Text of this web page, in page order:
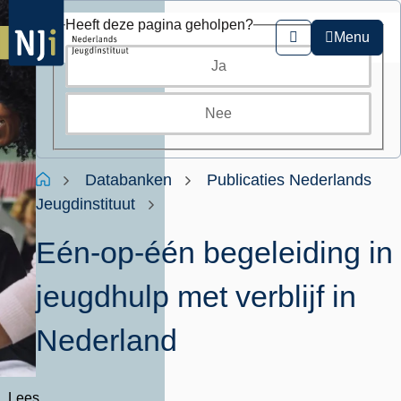
Overslaan
en
naar
de
gaan
Zoeken
Menu
Kruimelpad
HomeDatabanken
Publicaties Nederlands
Jeugdinstituut
Eén-op-één begeleiding in
jeugdhulp met verblijf in
Nederland
Lees
Heeft deze pagina geholpen?
Ja
Nee